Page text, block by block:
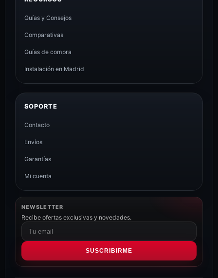
Guías y Consejos
Comparativas
Guías de compra
Instalación en Madrid
SOPORTE
Contacto
Envíos
Garantías
Mi cuenta
NEWSLETTER
Recibe ofertas exclusivas y novedades.
Correo
electrónico
SUSCRIBIRME